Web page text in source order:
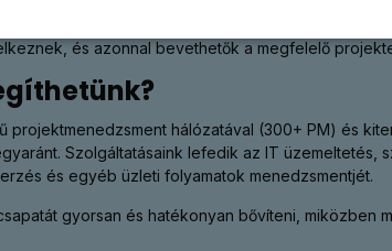
révén a vállalatok olyan szakemberekhez
és azonnal bevethetők a megfelelő
projektmenedzsment hálózatával (300+ PM) és
Szolgáltatásaink lefedik az IT üzemeltetés,
és egyéb üzleti folyamatok menedzsmentjét.
gyorsan és hatékonyan bővíteni, miközben